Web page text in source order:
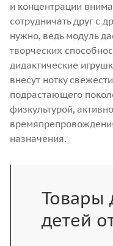
и концентрации
сотрудничать друг с
нужно, ведь модуль
творческих
дидактические
внесут нотку
подрастающего
физкультурой,
назначения.
Товары
детей